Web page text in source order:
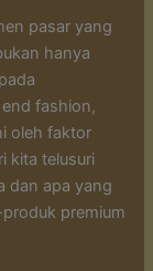
pasar yang
hanya
fashion,
oleh faktor
kita telusuri
dan apa yang
premium